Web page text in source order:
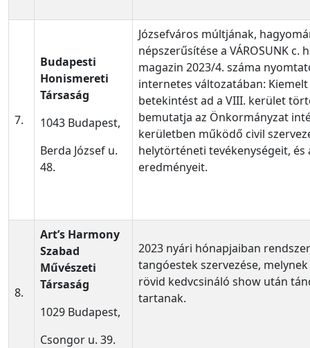
7.
Budapesti
Honismereti
Társaság
1043 Budapest,
Berda József u.
48.
Józsefváros múltjának,
népszerűsítése a VÁROSUNK c.
magazin 2023/4. száma
internetes változatában:
betekintést ad a VIII. kerület
bemutatja az Önkormányzat
kerületben működő civil
helytörténeti tevékenységeit, és
eredményeit.
8.
Art’s Harmony
Szabad
Művészeti
Társaság
1029 Budapest,
Csongor u. 39.
2023 nyári hónapjaiban
tangóestek szervezése,
rövid kedvcsináló show után
tartanak.